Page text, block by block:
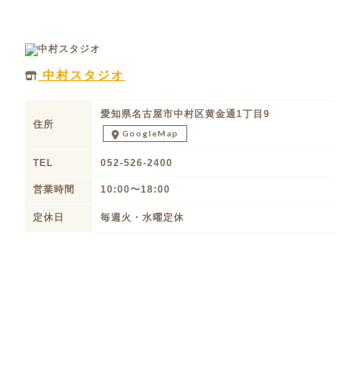
中村スタジオ
住所
愛知県名古屋市中村区黄金通1丁目9
GoogleMap
TEL 052-526-2400
営業時間 10:00〜18:00
定休日 毎週火・水曜定休